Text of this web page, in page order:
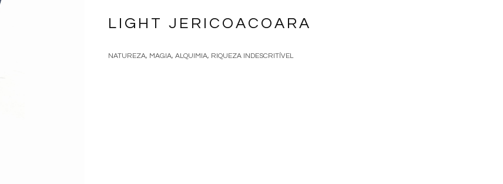
LIGHT JERICOACOARA
NATUREZA, MAGIA, ALQUIMIA, RIQUEZA INDESCRITÍVEL